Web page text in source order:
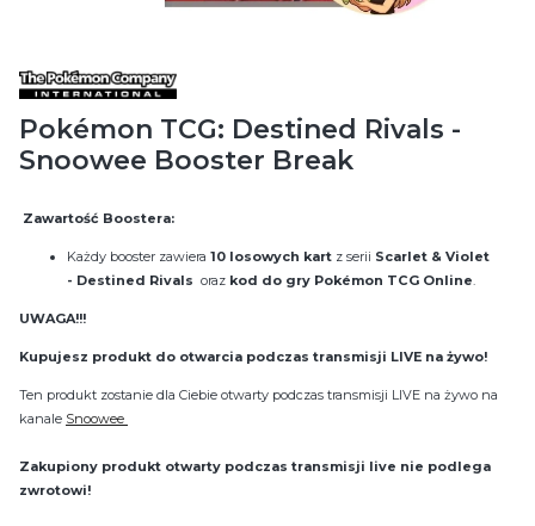
Pokémon TCG: Destined Rivals -
Snoowee Booster Break
Zawartość Boostera:
Każdy booster zawiera 10 losowych kart z serii Scarlet & Violet
- Destined Rivals oraz kod do gry Pokémon TCG Online.
UWAGA!!!
Kupujesz produkt do otwarcia podczas transmisji LIVE na żywo!
Ten produkt zostanie dla Ciebie otwarty podczas transmisji LIVE na żywo na
kanale Snoowee
Zakupiony produkt otwarty podczas transmisji live nie podlega
zwrotowi!